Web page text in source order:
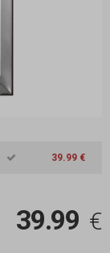
39.99 €
39.99 €